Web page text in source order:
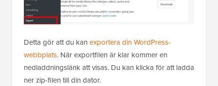
Detta gör att du kan exportera din WordPress-
webbplats. När exportfilen är klar kommer en
nedladdningslänk att visas. Du kan klicka för att ladda
ner zip-filen till din dator.